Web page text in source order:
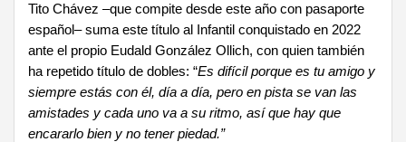
Tito Chávez –que compite desde este año con pasaporte
español­– suma este título al Infantil conquistado en 2022
ante el propio Eudald González Ollich, con quien también
ha repetido título de dobles: “Es difícil porque es tu amigo y
siempre estás con él, día a día, pero en pista se van las
amistades y cada uno va a su ritmo, así que hay que
encararlo bien y no tener piedad.”